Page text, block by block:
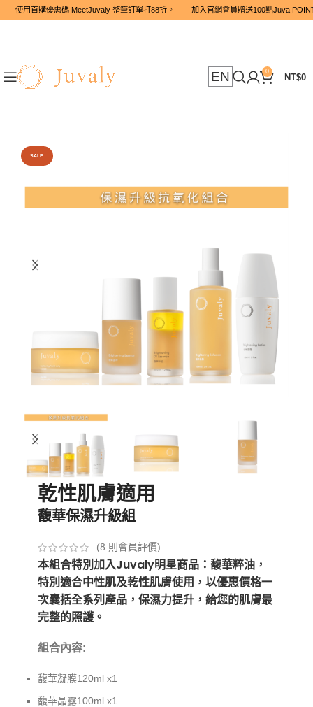
使用首購優惠碼 MeetJuvaly 整筆訂單打88折。 加入官網會員
EN 0
NT$0
乾性肌膚適用
馥華保濕升級組
(8 則會員評價)
本組合特別加入Juvaly明星商品：馥華粹油，
特別適合中性肌及乾性肌膚使用， 以優惠價格一
次囊括全系列產品，保濕力提升，給您的肌膚最
完整的照護。
組合內容:
馥華凝膜120ml x1
馥華晶露100ml x1